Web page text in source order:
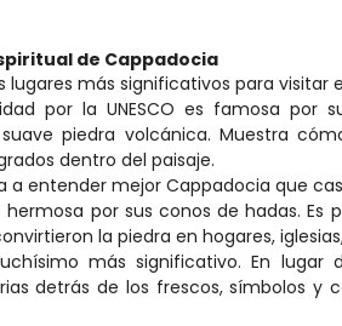
de Cappadocia
lugares más significativos para visitar
por la UNESCO es famosa por
piedra volcánica. Muestra
dentro del paisaje.
a entender mejor Cappadocia que
por sus conos de hadas. Es
la piedra en hogares,
más significativo. En lugar
detrás de los frescos, símbolos y